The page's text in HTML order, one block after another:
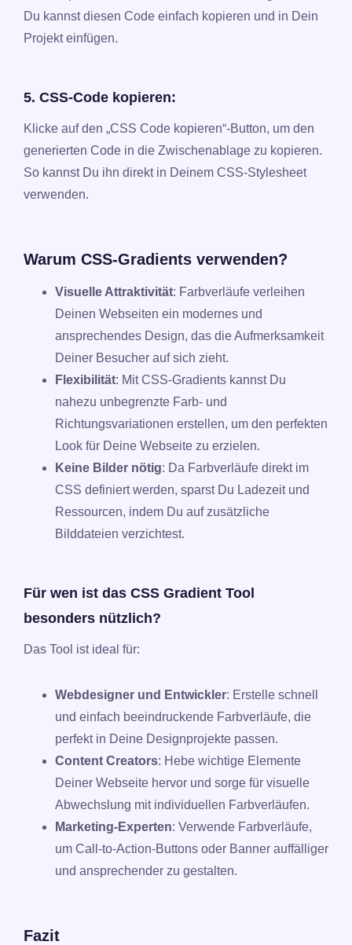
Du kannst diesen Code einfach kopieren und in Dein
Projekt einfügen.
5. CSS-Code kopieren:
Klicke auf den „CSS Code kopieren“-Button, um den
generierten Code in die Zwischenablage zu kopieren.
So kannst Du ihn direkt in Deinem CSS-Stylesheet
verwenden.
Warum CSS-Gradients verwenden?
Visuelle Attraktivität: Farbverläufe verleihen
Deinen Webseiten ein modernes und
ansprechendes Design, das die Aufmerksamkeit
Deiner Besucher auf sich zieht.
Flexibilität: Mit CSS-Gradients kannst Du
nahezu unbegrenzte Farb- und
Richtungsvariationen erstellen, um den perfekten
Look für Deine Webseite zu erzielen.
Keine Bilder nötig: Da Farbverläufe direkt im
CSS definiert werden, sparst Du Ladezeit und
Ressourcen, indem Du auf zusätzliche
Bilddateien verzichtest.
Für wen ist das CSS Gradient Tool
besonders nützlich?
Das Tool ist ideal für:
Webdesigner und Entwickler: Erstelle schnell
und einfach beeindruckende Farbverläufe, die
perfekt in Deine Designprojekte passen.
Content Creators: Hebe wichtige Elemente
Deiner Webseite hervor und sorge für visuelle
Abwechslung mit individuellen Farbverläufen.
Marketing-Experten: Verwende Farbverläufe,
um Call-to-Action-Buttons oder Banner auffälliger
und ansprechender zu gestalten.
Fazit